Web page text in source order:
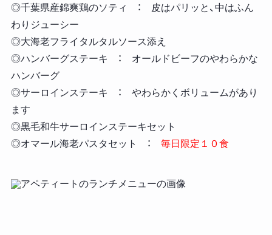
◎千葉県産錦爽鶏のソティ ： 皮はパリッと、中はふん
わりジューシー
◎大海老フライタルタルソース添え
◎ハンバーグステーキ ： オールドビーフのやわらかな
ハンバーグ
◎サーロインステーキ ： やわらかくボリュームがあり
ます
◎黒毛和牛サーロインステーキセット
◎オマール海老パスタセット ： 毎日限定１０食